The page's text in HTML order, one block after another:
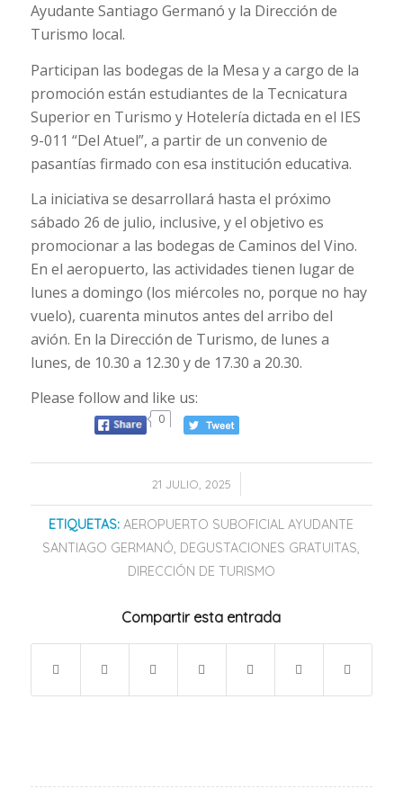
Ayudante Santiago Germanó y la Dirección de
Turismo local.
Participan las bodegas de la Mesa y a cargo de la
promoción están estudiantes de la Tecnicatura
Superior en Turismo y Hotelería dictada en el IES
9-011 “Del Atuel”, a partir de un convenio de
pasantías firmado con esa institución educativa.
La iniciativa se desarrollará hasta el próximo
sábado 26 de julio, inclusive, y el objetivo es
promocionar a las bodegas de Caminos del Vino.
En el aeropuerto, las actividades tienen lugar de
lunes a domingo (los miércoles no, porque no hay
vuelo), cuarenta minutos antes del arribo del
avión. En la Dirección de Turismo, de lunes a
lunes, de 10.30 a 12.30 y de 17.30 a 20.30.
Please follow and like us:
0
21 JULIO, 2025
/
ETIQUETAS: AEROPUERTO SUBOFICIAL AYUDANTE
SANTIAGO GERMANÓ, DEGUSTACIONES GRATUITAS,
DIRECCIÓN DE TURISMO
Compartir esta entrada